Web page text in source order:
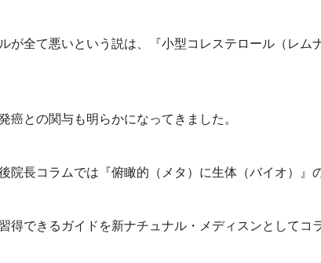
が全て悪いという説は、『小型コレステロール（レム
癌との関与も明らかになってきました。
院長コラムでは『俯瞰的（メタ）に生体（バイオ）』
得できるガイドを新ナチュナル・メディスンとしてコ